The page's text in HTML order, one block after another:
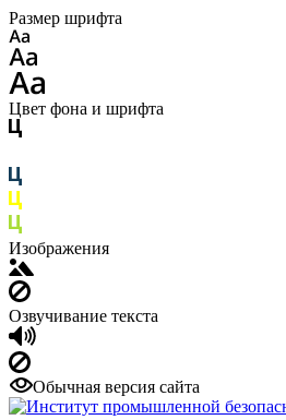
Размер шрифта
Цвет фона и шрифта
Изображения
Озвучивание текста
Обычная версия сайта